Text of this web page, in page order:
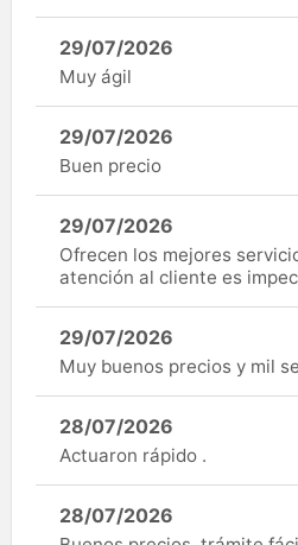
29/07/2026
Muy ágil
29/07/2026
Buen precio
29/07/2026
Ofrecen los mejores
atención al cliente es
29/07/2026
Muy buenos precios y mil
28/07/2026
Actuaron rápido .
28/07/2026